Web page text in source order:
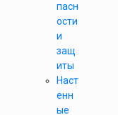
пасн
ости
и
защ
иты
Наст
енн
ые